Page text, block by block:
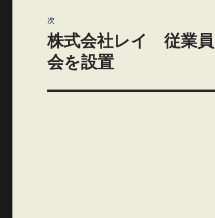
ゲ
ー
シ
ョ
次
次
の
投
稿:
株式会社レイ 従業員
会を設置